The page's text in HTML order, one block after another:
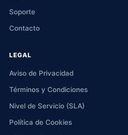
Soporte
Contacto
LEGAL
Aviso de Privacidad
Términos y Condiciones
Nivel de Servicio (SLA)
Política de Cookies